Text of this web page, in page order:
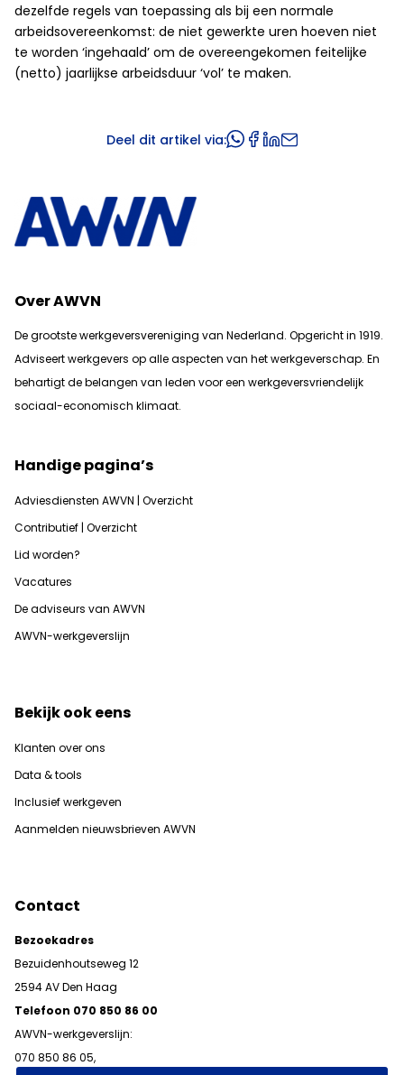
dezelfde regels van toepassing als bij een normale
arbeidsovereenkomst: de niet gewerkte uren hoeven niet
te worden ‘ingehaald’ om de overeengekomen feitelijke
(netto) jaarlijkse arbeidsduur ‘vol’ te maken.
Deel dit artikel via:
Over AWVN
De grootste werkgeversvereniging van Nederland. Opgericht in 1919.
Adviseert werkgevers op alle aspecten van het werkgeverschap. En
behartigt de belangen van leden voor een werkgeversvriendelijk
sociaal-economisch klimaat.
Handige pagina’s
Adviesdiensten AWVN | Overzicht
Contributief | Overzicht
Lid worden?
Vacatures
De adviseurs van AWVN
AWVN-werkgeverslijn
Bekijk ook eens
Klanten over ons
Data & tools
Inclusief werkgeven
Aanmelden nieuwsbrieven AWVN
Contact
Bezoekadres
Bezuidenhoutseweg 12
2594 AV Den Haag
Telefoon 070 850 86 00
AWVN-werkgeverslijn:
070 850 86 05,